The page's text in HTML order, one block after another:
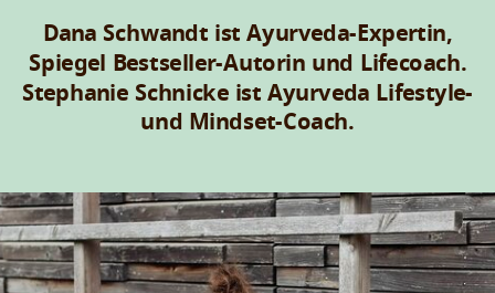
Dana Schwandt ist Ayurveda-Expertin,
Spiegel Bestseller-Autorin und Lifecoach.
Stephanie Schnicke ist Ayurveda Lifestyle-
und Mindset-Coach.